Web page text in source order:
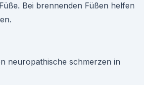
Bei brennenden Füßen helfen